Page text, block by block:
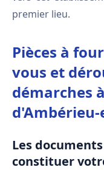
premier lieu.
Pièces à
vous et
démarches
Les
constituer